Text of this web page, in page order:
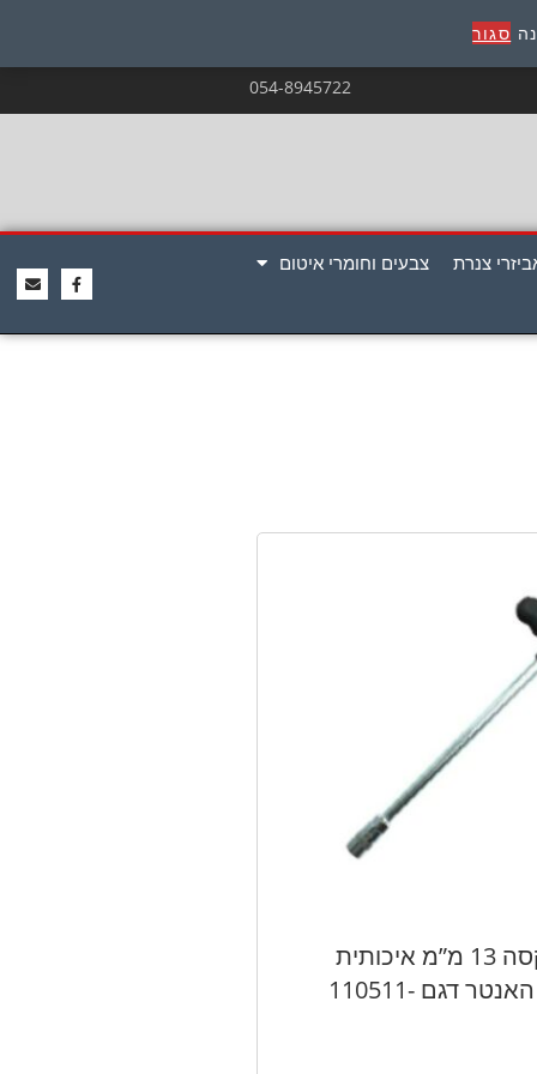
סגור
054-8945722
צנרת צבעים וחומרי איטום
ידית T בוקסה 13 מ”מ איכותית
HUNTER האנטר דגם 110511-